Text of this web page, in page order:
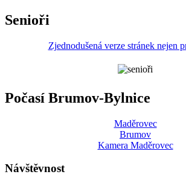
Senioři
Zjednodušená verze stránek nejen
Počasí Brumov-Bylnice
Maděrovec
Brumov
Kamera Maděrovec
Návštěvnost